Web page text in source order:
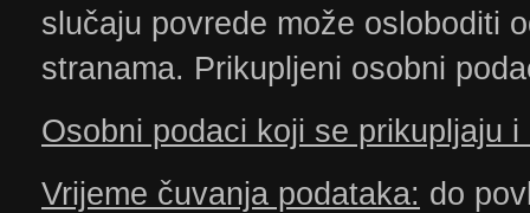
slučaju povrede može osloboditi
stranama. Prikupljeni osobni
Osobni podaci koji se prikupljaju i
Vrijeme čuvanja podataka: do